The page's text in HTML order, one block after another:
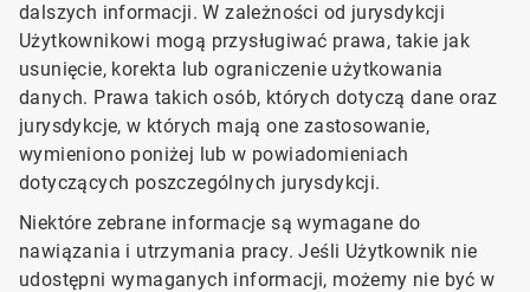
dalszych informacji. W zależności od jurysdykcji
Użytkownikowi mogą przysługiwać prawa, takie jak
usunięcie, korekta lub ograniczenie użytkowania
danych. Prawa takich osób, których dotyczą dane oraz
jurysdykcje, w których mają one zastosowanie,
wymieniono poniżej lub w powiadomieniach
dotyczących poszczególnych jurysdykcji.
Niektóre zebrane informacje są wymagane do
nawiązania i utrzymania pracy. Jeśli Użytkownik nie
udostępni wymaganych informacji, możemy nie być w